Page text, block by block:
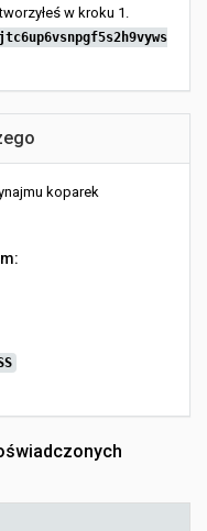
w kroku 1.
koparek